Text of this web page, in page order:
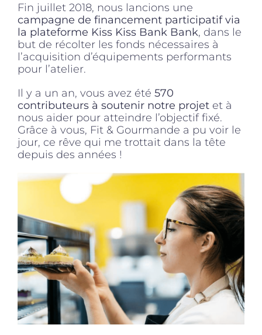
Fin juillet 2018, nous lancions une
campagne de financement participatif via
la plateforme Kiss Kiss Bank Bank, dans le
but de récolter les fonds nécessaires à
l’acquisition d’équipements performants
pour l’atelier.
Il y a un an, vous avez été 570
contributeurs à soutenir notre projet et à
nous aider pour atteindre l’objectif fixé.
Grâce à vous, Fit & Gourmande a pu voir le
jour, ce rêve qui me trottait dans la tête
depuis des années !